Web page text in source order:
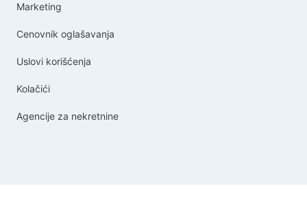
Marketing
Cenovnik oglašavanja
Uslovi korišćenja
Kolačići
Agencije za nekretnine